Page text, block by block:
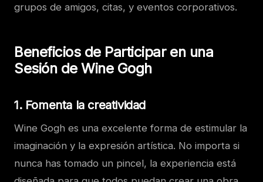
grupos de amigos, citas, y eventos corporativos.
Beneficios de Participar en una
Sesión de Wine Gogh
1. Fomenta la creatividad
Wine Gogh es una excelente forma de estimular la
imaginación y la expresión artística. No importa si
nunca has tomado un pincel, la experiencia está